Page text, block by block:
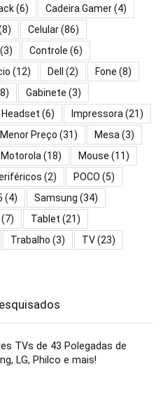
(6) Cadeira Gamer(4)
Celular(86)
(3) Controle (6)
(12) Dell (2) Fone (8)
Gabinete (3)
Headset (6) Impressora (21)
Menor Preço (31) Mesa (3)
Motorola (18) Mouse (11)
(2) POCO (5)
(4) Samsung (34)
(7) Tablet (21)
Trabalho (3) TV(23)
TVs de 43 Polegadas de
LG, Philco e mais!